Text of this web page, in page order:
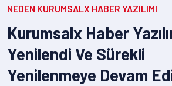
NEDEN KURUMSALX HABER YAZILIMI
Kurumsalx Haber
Yenilendi Ve Sürekli
Yenilenmeye Devam